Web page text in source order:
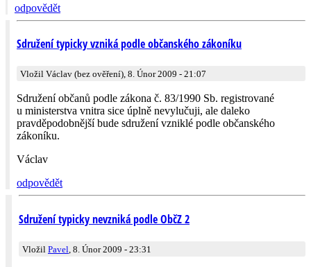
odpovědět
Sdružení typicky vzniká podle občanského zákoníku
Vložil Václav (bez ověření), 8. Únor 2009 - 21:07
Sdružení občanů podle zákona č. 83/1990 Sb. registrované
u ministerstva vnitra sice úplně nevylučuji, ale daleko
pravděpodobnější bude sdružení vzniklé podle občanského
zákoníku.
Václav
odpovědět
Sdružení typicky nevzniká podle ObčZ 2
Vložil Pavel, 8. Únor 2009 - 23:31